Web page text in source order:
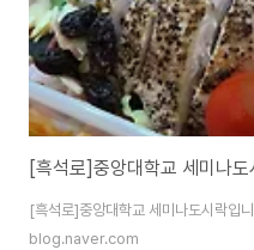
[흑석로]중앙대학교 세미나도시락입
blog.naver.com